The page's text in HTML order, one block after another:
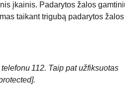
įkainis. Padarytos žalos
taikant trigubą padarytos žalos
112. Taip pat užfiksuotas
.